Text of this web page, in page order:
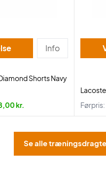
Info
Shorts Navy
kr.
Førpris:
Se alle